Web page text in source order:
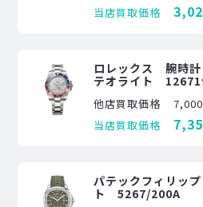
当店買取価格
ロレックス 腕時
テオライト
他店買取価格
当店買取価格
パテックフィリッ
ト 5267/200A